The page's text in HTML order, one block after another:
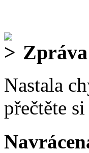
Nastala
přečtěte